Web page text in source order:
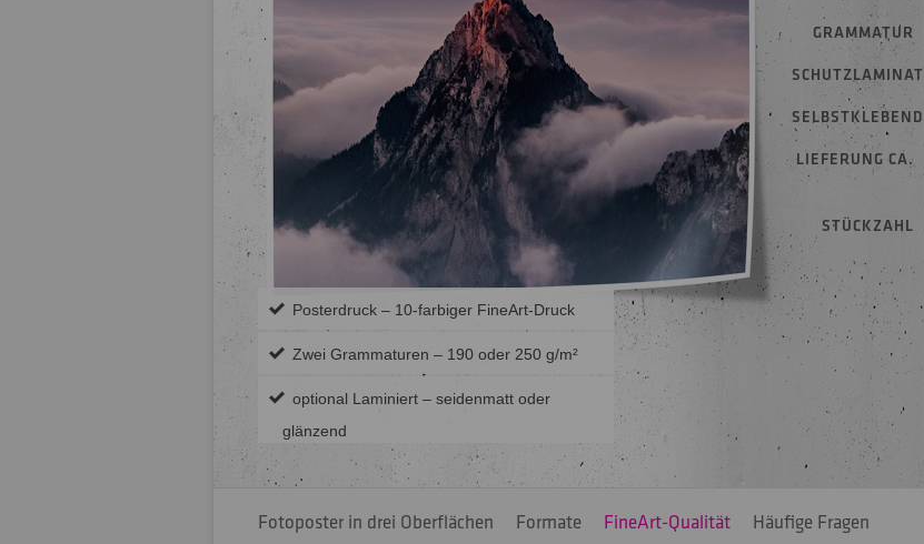
Posterdruck – 10-farbiger FineArt-Druck
Zwei Grammaturen – 190 oder 250 g/m²
optional Laminiert – seidenmatt oder
glänzend
GRAMMATUR
SCHUTZLAMINAT
SELBSTKLEBEND
LIEFERUNG CA.
STÜCKZAHL
Fotoposter in drei Oberflächen Formate FineArt-Qualität Häufige Fragen